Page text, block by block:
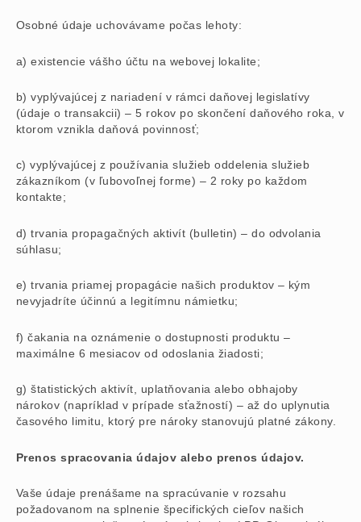
Osobné údaje uchovávame počas lehoty:
a) existencie vášho účtu na webovej lokalite;
b) vyplývajúcej z nariadení v rámci daňovej legislatívy
(údaje o transakcii) – 5 rokov po skončení daňového roka, v
ktorom vznikla daňová povinnosť;
c) vyplývajúcej z používania služieb oddelenia služieb
zákazníkom (v ľubovoľnej forme) – 2 roky po každom
kontakte;
d) trvania propagačných aktivít (bulletin) – do odvolania
súhlasu;
e) trvania priamej propagácie našich produktov – kým
nevyjadríte účinnú a legitímnu námietku;
f) čakania na oznámenie o dostupnosti produktu –
maximálne 6 mesiacov od odoslania žiadosti;
g) štatistických aktivít, uplatňovania alebo obhajoby
nárokov (napríklad v prípade sťažností) – až do uplynutia
časového limitu, ktorý pre nároky stanovujú platné zákony.
Prenos spracovania údajov alebo prenos údajov.
Vaše údaje prenášame na spracúvanie v rozsahu
požadovanom na splnenie špecifických cieľov našich